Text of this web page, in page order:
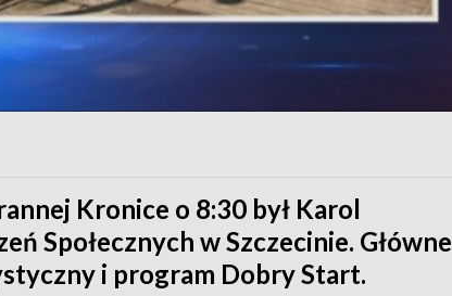
Kronice o 8:30 był Karol
Społecznych w Szczecinie. Główne
i program Dobry Start.